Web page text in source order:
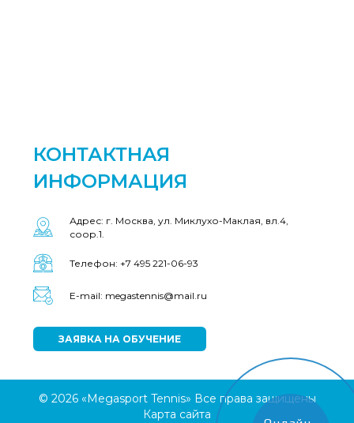
КОНТАКТНАЯ
ИНФОРМАЦИЯ
Адрес: г. Москва, ул. Миклухо-Маклая, вл.4,
соор.1.
Телефон: +7 495 221-06-93
E-mail: megastennis@mail.ru
ЗАЯВКА НА ОБУЧЕНИЕ
© 2026 «Megasport Tennis» Все права защищены
Карта сайта